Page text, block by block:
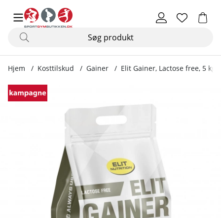
Hjem Kosttilskud Gainer Elit Gainer, Lactose free, 5 kg
Produktbilleder Elit Gainer, Lactose free, 5 kg